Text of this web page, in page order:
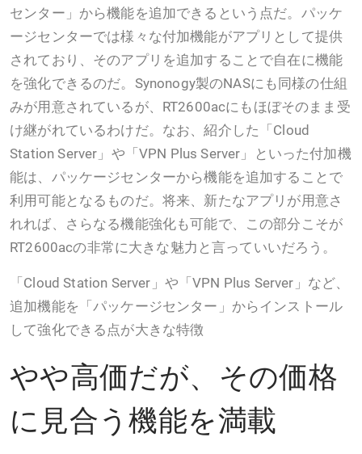
センター」から機能を追加できるという点だ。パッケ
ージセンターでは様々な付加機能がアプリとして提供
されており、そのアプリを追加することで自在に機能
を強化できるのだ。Synonogy製のNASにも同様の仕組
みが用意されているが、RT2600acにもほぼそのまま受
け継がれているわけだ。なお、紹介した「Cloud
Station Server」や「VPN Plus Server」といった付加機
能は、パッケージセンターから機能を追加することで
利用可能となるものだ。将来、新たなアプリが用意さ
れれば、さらなる機能強化も可能で、この部分こそが
RT2600acの非常に大きな魅力と言っていいだろう。
「Cloud Station Server」や「VPN Plus Server」など、
追加機能を「パッケージセンター」からインストール
して強化できる点が大きな特徴
やや高価だが、その価格
に見合う機能を満載